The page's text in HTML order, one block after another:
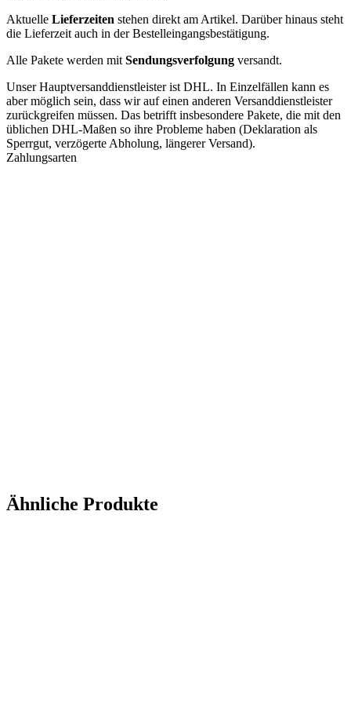
Aktuelle Lieferzeiten stehen direkt am Artikel. Darüber hinaus steht
die Lieferzeit auch in der Bestelleingangsbestätigung.
Alle Pakete werden mit Sendungsverfolgung versandt.
Unser Hauptversanddienstleister ist DHL. In Einzelfällen kann es
aber möglich sein, dass wir auf einen anderen Versanddienstleister
zurückgreifen müssen. Das betrifft insbesondere Pakete, die mit den
üblichen DHL-Maßen so ihre Probleme haben (Deklaration als
Sperrgut, verzögerte Abholung, längerer Versand).
Zahlungsarten
Ähnliche Produkte